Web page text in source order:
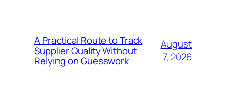
A Practical Route to Track
Supplier Quality Without
Relying on Guesswork
August
7, 2026